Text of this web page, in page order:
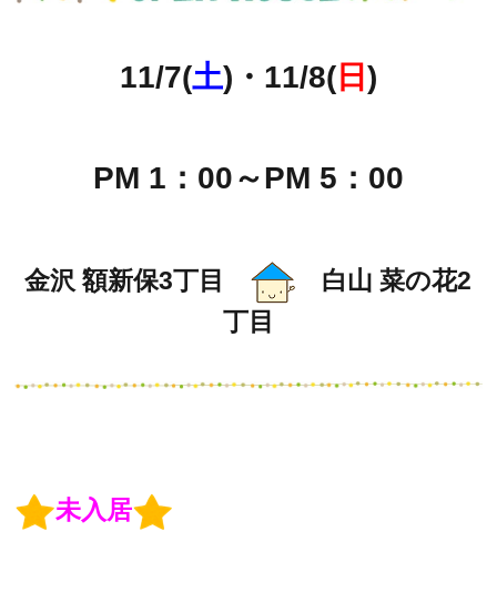
11/7(土)・11/8(日 )
PM 1：00～PM 5：00
金沢 額新保3丁目
白山 菜の花2
丁目
未入居